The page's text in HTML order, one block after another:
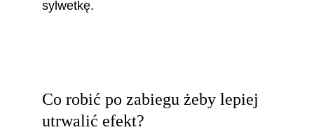
Co robić po zabiegu żeby lepiej
utrwalić efekt?
sylwetkę.